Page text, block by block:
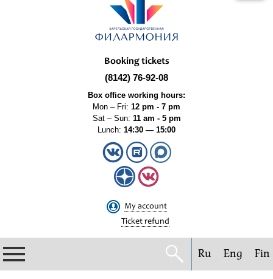
Booking tickets
(8142) 76-92-08
Box office working hours:
Mon – Fri: 12 pm - 7 pm
Sat – Sun: 11 am - 5 pm
Lunch: 14:30 — 15:00
My account
Ticket refund
Ru Eng Fin